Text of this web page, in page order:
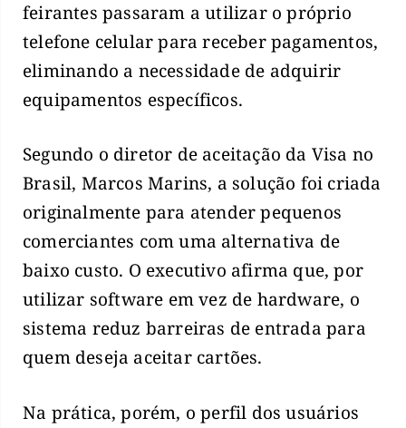
feirantes passaram a utilizar o próprio
telefone celular para receber pagamentos,
eliminando a necessidade de adquirir
equipamentos específicos.
Segundo o diretor de aceitação da Visa no
Brasil, Marcos Marins, a solução foi criada
originalmente para atender pequenos
comerciantes com uma alternativa de
baixo custo. O executivo afirma que, por
utilizar software em vez de hardware, o
sistema reduz barreiras de entrada para
quem deseja aceitar cartões.
Na prática, porém, o perfil dos usuários